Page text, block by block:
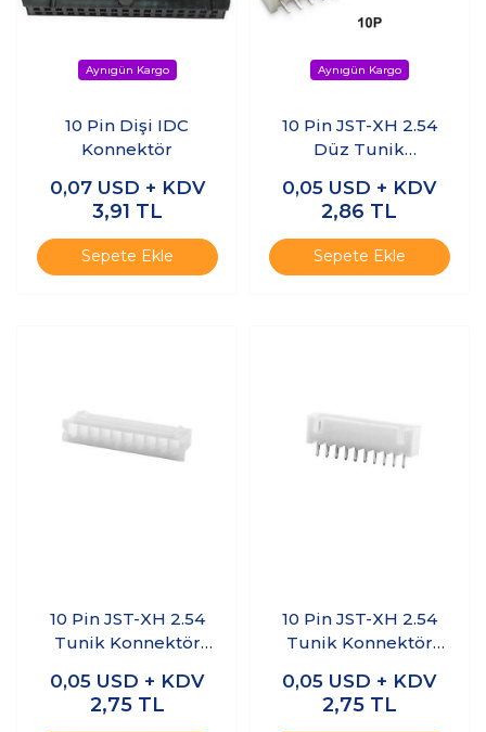
10 Pin Dişi IDC
Konnektör
0,07 USD + KDV
3,91 TL
Sepete Ekle
10 Pin JST-XH 2.54
Düz Tunik
0,05 USD + KDV
2,86 TL
Sepete Ekle
10 Pin JST-XH 2.54
Tunik Konnektör
0,05 USD + KDV
2,75 TL
10 Pin JST-XH 2.54
Tunik Konnektör
0,05 USD + KDV
2,75 TL